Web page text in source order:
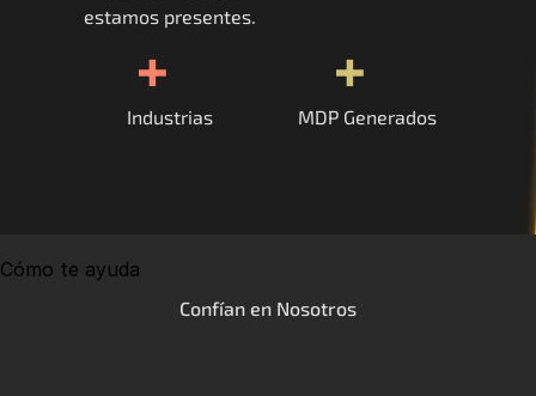
MHA Academy
Contáctanos
estamos presentes.
+
Industrias
+
MDP Generados
Cómo te ayuda
Confían en Nosotros